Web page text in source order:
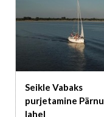
Seikle Vabaks
purjetamine Pärnu
lahel